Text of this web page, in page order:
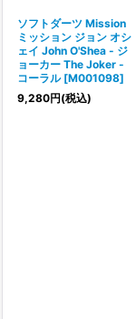
ソフトダーツ Mission
ミッション ジョン オシ
ェイ John O'Shea - ジ
ョーカー The Joker -
コーラル [M001098]
9,280円(税込)